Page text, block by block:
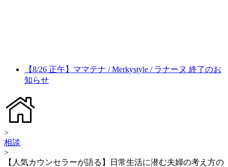
【8/26 正午】ママテナ / Merkystyle / ラナーヌ 終了のお
知らせ
>
相談
>
【人気カウンセラーが語る】日常生活に潜む夫婦の考え方の